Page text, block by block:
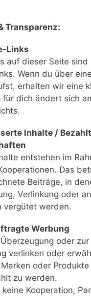
Transparenz:
Links
auf dieser Seite sind
Wenn du über
erhalten wir eine
für dich ändert sich
Inhalte /
entstehen im
Das
Beiträge, in
Verlinkung oder
vergütet werden.
Werbung
oder
verlinken oder
oder Produkte
zu werden.
keine Kooperation,